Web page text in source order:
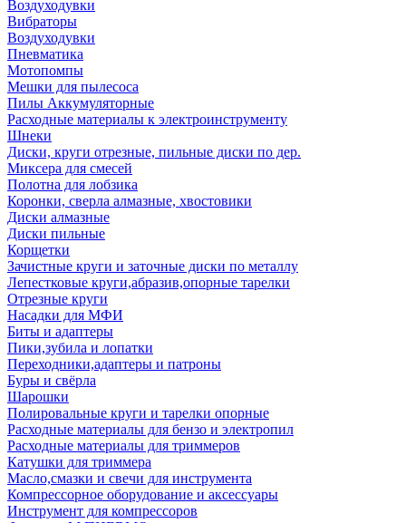
Воздуходувки
Вибраторы
Воздуходувки
Пневматика
Мотопомпы
Мешки для пылесоса
Пилы Аккумуляторные
Расходные материалы к электроинструменту
Шнеки
Диски, круги отрезные, пильные диски по дер.
Миксера для смесей
Полотна для лобзика
Коронки, сверла алмазные, хвостовики
Диски алмазные
Диски пильные
Корщетки
Зачистные круги и заточные диски по металлу
Лепестковые круги,абразив,опорные тарелки
Отрезные круги
Насадки для МФИ
Биты и адаптеры
Пики,зубила и лопатки
Переходники,адаптеры и патроны
Буры и свёрла
Шарошки
Полировальные круги и тарелки опорные
Расходные материалы для бензо и электропил
Расходные материалы для триммеров
Катушки для триммера
Масло,смазки и свечи для инструмента
Компрессорное оборудование и аксессуары
Инструмент для компрессоров